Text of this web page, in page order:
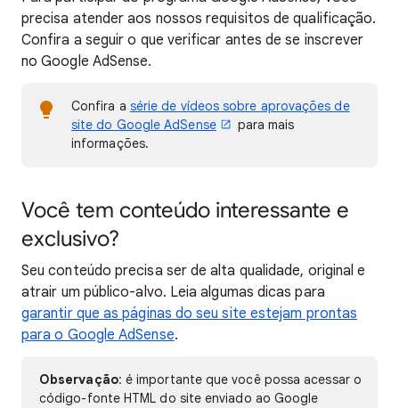
precisa atender aos nossos requisitos de qualificação.
Confira a seguir o que verificar antes de se inscrever
no Google AdSense.
Confira a série de vídeos sobre aprovações de
site do Google AdSense
para mais
informações.
Você tem conteúdo interessante e
exclusivo?
Seu conteúdo precisa ser de alta qualidade, original e
atrair um público-alvo. Leia algumas dicas para
garantir que as páginas do seu site estejam prontas
para o Google AdSense.
Observação: é importante que você possa acessar o
código-fonte HTML do site enviado ao Google